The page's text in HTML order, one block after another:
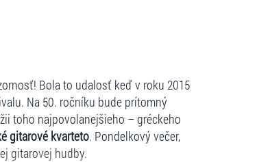
Bola to udalosť keď v roku 2015
Na 50. ročníku bude prítomný
toho najpovolanejšieho – gréckeho
gitarové kvarteto. Pondelkový večer,
gitarovej hudby.